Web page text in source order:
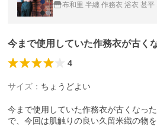
布和里 半纏 作務衣 浴衣 甚平
今まで使用していた作務衣が古く
4
サイズ ： ちょうどよい
今まで使用していた作務衣が古くなっ
で、今回は肌触りの良い久留米織の物